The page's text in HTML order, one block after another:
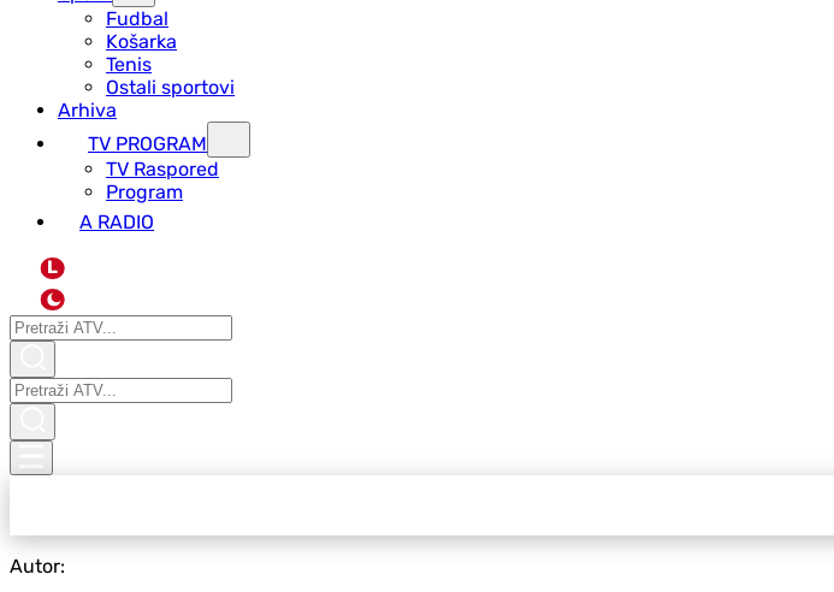
Fudbal
Košarka
Tenis
Ostali sportovi
Arhiva
TV PROGRAM
ТV Raspored
Program
A RADIO
L
Autor: